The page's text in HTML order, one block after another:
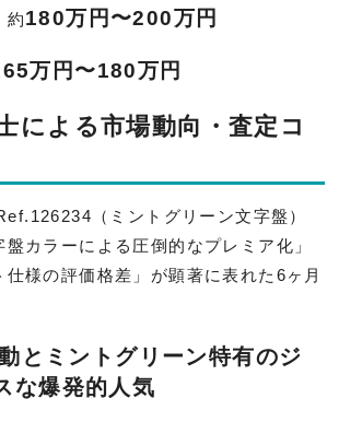
約180万円〜200万円
万円〜180万円
による市場動向・査定コ
（ミントグリーン文字盤）
カラーによる圧倒的なプレミア化」
仕様の評価格差」が顕著に表れた6ヶ月
とミントグリーン特有のジ
な爆発的人気